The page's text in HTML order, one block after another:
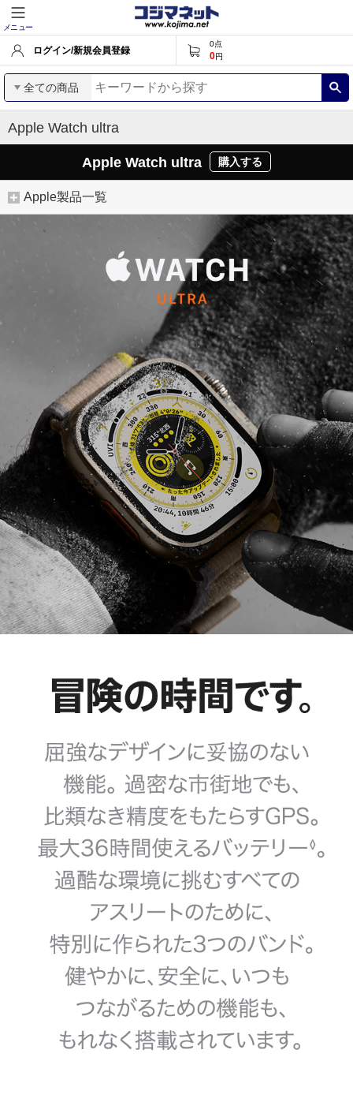
メニュー
ログイン/新規会員登録
0点
0円
全ての商品
Apple Watch ultra
Apple Watch ultra 購入する
Apple製品一覧